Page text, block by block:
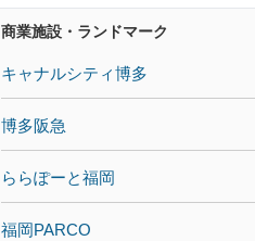
商業施設・ランドマーク
キャナルシティ博多
博多阪急
ららぽーと福岡
福岡PARCO